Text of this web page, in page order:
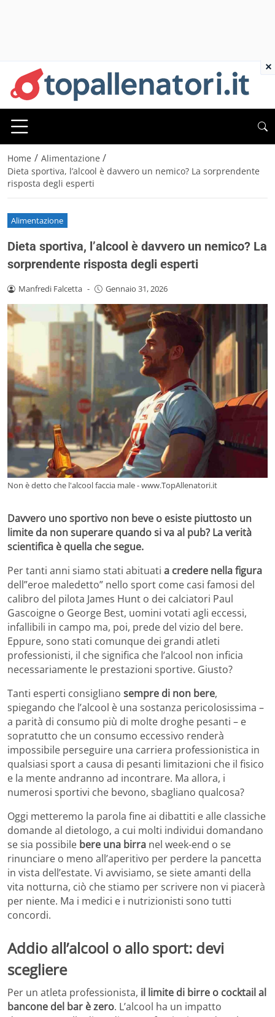
Home / Alimentazione /
Dieta sportiva, l’alcool è davvero un nemico? La sorprendente
risposta degli esperti
Alimentazione
Dieta sportiva, l’alcool è davvero un nemico? La
sorprendente risposta degli esperti
Manfredi Falcetta - Gennaio 31, 2026
Non è detto che l'alcool faccia male - www.TopAllenatori.it
Davvero uno sportivo non beve o esiste piuttosto un
limite da non superare quando si va al pub? La verità
scientifica è quella che segue.
Per tanti anni siamo stati abituati a credere nella figura
dell”eroe maledetto” nello sport come casi famosi del
calibro del pilota James Hunt o dei calciatori Paul
Gascoigne o George Best, uomini votati agli eccessi,
infallibili in campo ma, poi, prede del vizio del bere.
Eppure, sono stati comunque dei grandi atleti
professionisti, il che significa che l’alcool non inficia
necessariamente le prestazioni sportive. Giusto?
Tanti esperti consigliano sempre di non bere,
spiegando che l’alcool è una sostanza pericolosissima –
a parità di consumo più di molte droghe pesanti – e
sopratutto che un consumo eccessivo renderà
impossibile perseguire una carriera professionistica in
qualsiasi sport a causa di pesanti limitazioni che il fisico
e la mente andranno ad incontrare. Ma allora, i
numerosi sportivi che bevono, sbagliano qualcosa?
Oggi metteremo la parola fine ai dibattiti e alle classiche
domande al dietologo, a cui molti individui domandano
se sia possibile bere una birra nel week-end o se
rinunciare o meno all’aperitivo per perdere la pancetta
in vista dell’estate. Vi avvisiamo, se siete amanti della
vita notturna, ciò che stiamo per scrivere non vi piacerà
per niente. Ma i medici e i nutrizionisti sono tutti
concordi.
Addio all’alcool o allo sport: devi
scegliere
Per un atleta professionista, il limite di birre o cocktail al
bancone del bar è zero. L’alcool ha un impatto
×